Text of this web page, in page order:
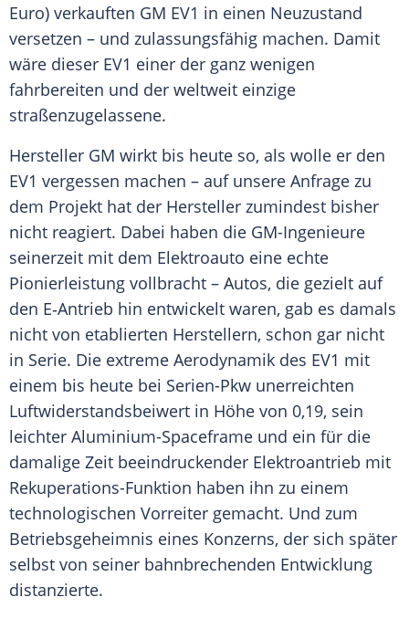
Euro) verkauften GM EV1 in einen Neuzustand
versetzen – und zulassungsfähig machen. Damit
wäre dieser EV1 einer der ganz wenigen
fahrbereiten und der weltweit einzige
straßenzugelassene.
Hersteller GM wirkt bis heute so, als wolle er den
EV1 vergessen machen – auf unsere Anfrage zu
dem Projekt hat der Hersteller zumindest bisher
nicht reagiert. Dabei haben die GM-Ingenieure
seinerzeit mit dem Elektroauto eine echte
Pionierleistung vollbracht – Autos, die gezielt auf
den E‑Antrieb hin entwickelt waren, gab es damals
nicht von etablierten Herstellern, schon gar nicht
in Serie. Die extreme Aerodynamik des EV1 mit
einem bis heute bei Serien-Pkw unerreichten
Luftwiderstandsbeiwert in Höhe von 0,19, sein
leichter Aluminium-Spaceframe und ein für die
damalige Zeit beeindruckender Elektroantrieb mit
Rekuperations-Funktion haben ihn zu einem
technologischen Vorreiter gemacht. Und zum
Betriebsgeheimnis eines Konzerns, der sich später
selbst von seiner bahnbrechenden Entwicklung
distanzierte.